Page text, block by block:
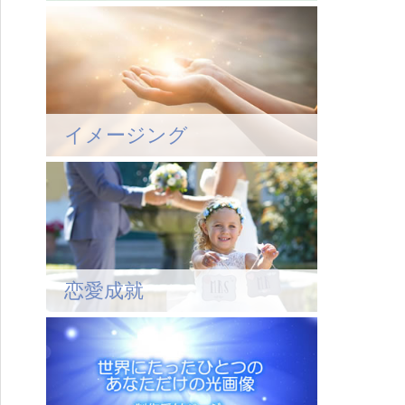
イメージング
恋愛成就